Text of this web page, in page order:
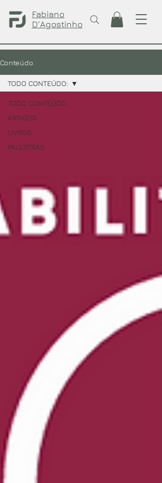
Fabiano
D'Agostinho
Conteúdo
TODO CONTEÚDO:
ARTIGOS
LIVROS
PALESTRAS
TODO CONTEÚDO: